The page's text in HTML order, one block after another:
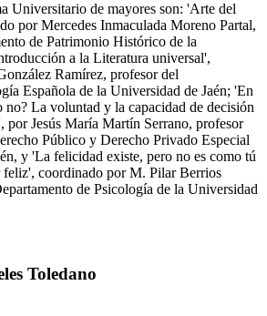
Universitario de mayores son: 'Arte del
por Mercedes Inmaculada Moreno Partal,
de Patrimonio Histórico de la
a la Literatura universal',
Ramírez, profesor del
Española de la Universidad de Jaén; 'En
no? La voluntad y la capacidad de decisión
por Jesús María Martín Serrano, profesor
Público y Derecho Privado Especial
y 'La felicidad existe, pero no es como tú
feliz', coordinado por M. Pilar Berrios
de Psicología de la Universidad
Toledano